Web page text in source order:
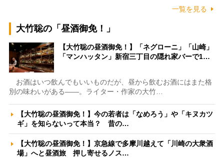
一覧を見る
大竹聡の「昼酒御免！」
【大竹聡の昼酒御免！】「ネグローニ」「山崎」
「マンハッタン」新宿三丁目の隠れ家バーで1…
お酒はいつ飲んでもいいものだが、昼から飲むお酒にはまた格
別の味わいがある――。ライター・作家の大竹…
【大竹聡の昼酒御免！】今の若者は「なめろう」や「キヌカツ
ギ」を知らないって本当？ 昔の…
【大竹聡の昼酒御免！】京急線で多摩川越えて「川崎の大衆酒
場」へと昼酒旅 押し寄せるノス…